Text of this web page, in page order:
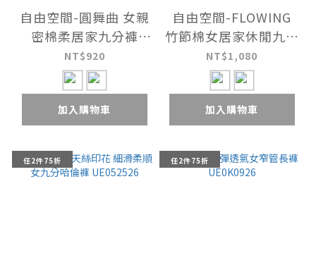
自由空間-圓舞曲 女親
密棉柔居家九分褲
UE057921
NT$920
加入購物車
自由空間-FLOWING
竹節棉女居家休閒九分
褲 UE0K0625
NT$1,080
加入購物車
任2件75折 任2件75折